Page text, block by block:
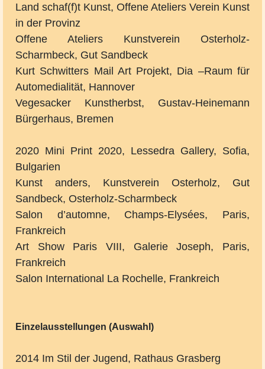
Land schaf(f)t Kunst, Offene Ateliers Verein Kunst
in der Provinz
Offene Ateliers Kunstverein Osterholz-
Scharmbeck, Gut Sandbeck
Kurt Schwitters Mail Art Projekt, Dia –Raum für
Automedialität, Hannover
Vegesacker Kunstherbst, Gustav-Heinemann
Bürgerhaus, Bremen
2020 Mini Print 2020, Lessedra Gallery, Sofia,
Bulgarien
Kunst anders, Kunstverein Osterholz, Gut
Sandbeck, Osterholz-Scharmbeck
Salon d’automne, Champs-Elysées, Paris,
Frankreich
Art Show Paris VIII, Galerie Joseph, Paris,
Frankreich
Salon International La Rochelle, Frankreich
Einzelausstellungen (Auswahl)
2014 Im Stil der Jugend, Rathaus Grasberg